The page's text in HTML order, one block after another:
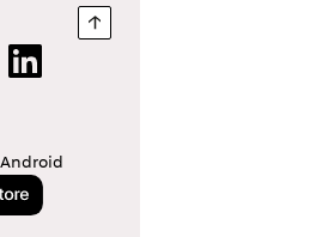
Nach oben springen
LinkedIn
Store